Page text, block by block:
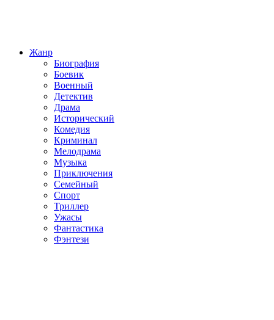
Жанр
Биография
Боевик
Военный
Детектив
Драма
Исторический
Комедия
Криминал
Мелодрама
Музыка
Приключения
Семейный
Спорт
Триллер
Ужасы
Фантастика
Фэнтези